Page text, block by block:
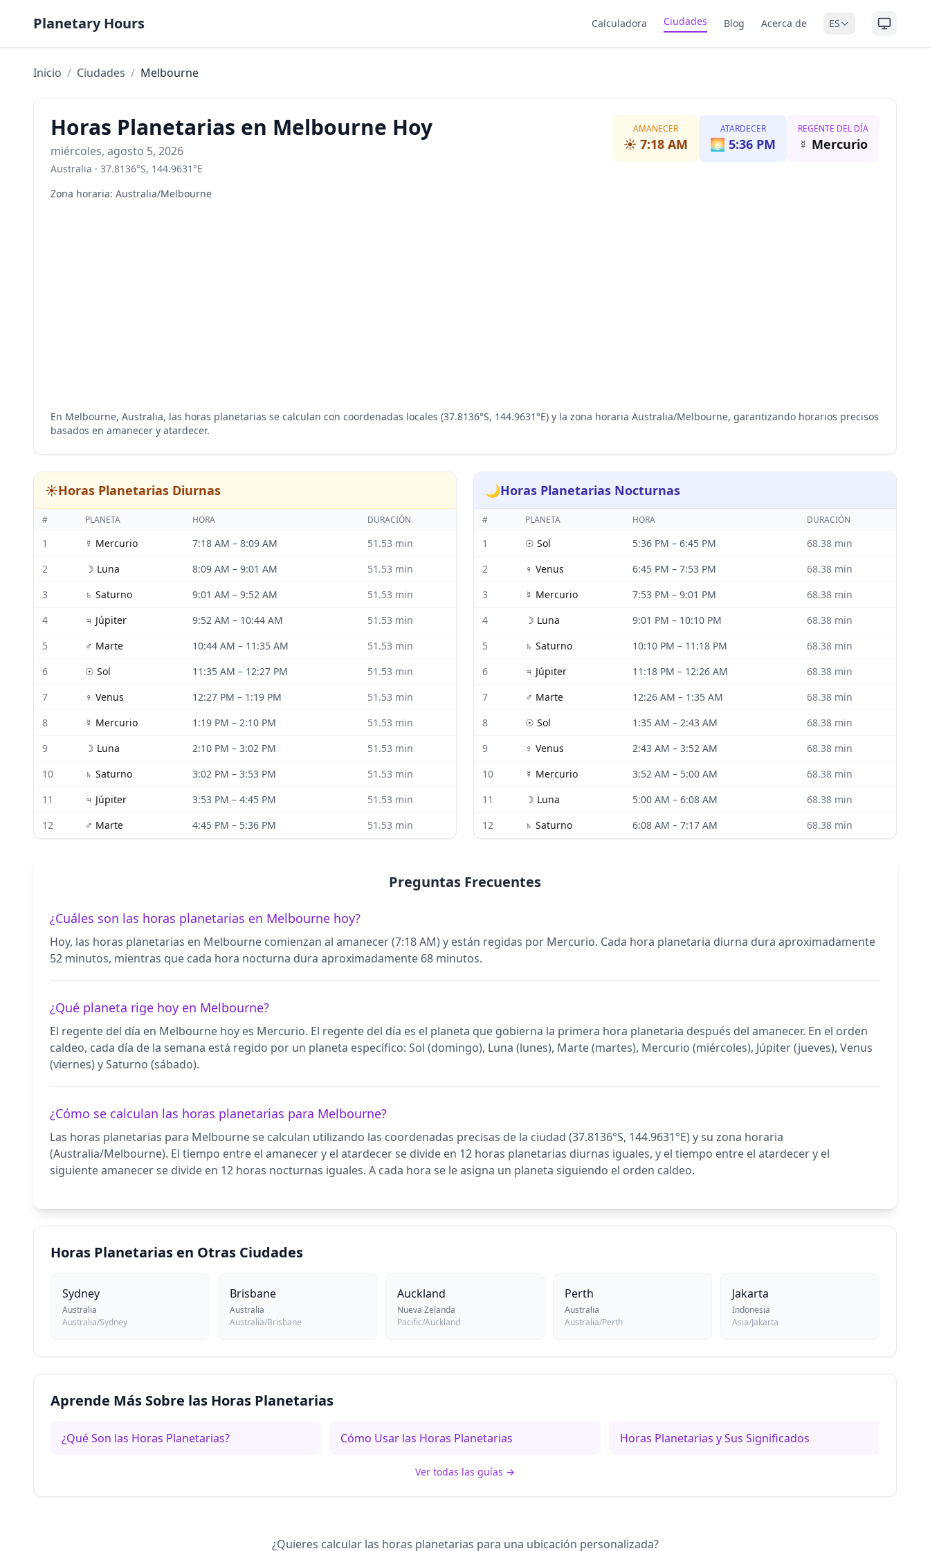
Planetary Hours Calculadora Ciudades Blog Acerca de ES
Inicio / Ciudades / Melbourne
Horas Planetarias en Melbourne Hoy
miércoles, agosto 5, 2026
Australia · 37.8136°S, 144.9631°E
AMANECER
☀️ 7:18 AM
ATARDECER
🌅 5:36 PM
REGENTE DEL DÍA
☿ Mercurio
Zona horaria: Australia/Melbourne
En Melbourne, Australia, las horas planetarias se calculan con coordenadas locales (37.8136°S, 144.9631°E) y la zona horaria Australia/Melbourne, garantizando horarios precisos
basados en amanecer y atardecer.
☀️Horas Planetarias Diurnas
# PLANETA HORA DURACIÓN
1 ☿ Mercurio 7:18 AM – 8:09 AM 51.53 min
2
☽ Luna 8:09 AM – 9:01 AM 51.53 min
3
♄ Saturno 9:01 AM – 9:52 AM 51.53 min
4
♃ Júpiter 9:52 AM – 10:44 AM 51.53 min
5
♂ Marte 10:44 AM – 11:35 AM 51.53 min
6
☉ Sol 11:35 AM – 12:27 PM 51.53 min
7
♀ Venus 12:27 PM – 1:19 PM 51.53 min
8
☿ Mercurio 1:19 PM – 2:10 PM 51.53 min
9
☽ Luna 2:10 PM – 3:02 PM 51.53 min
10
♄ Saturno 3:02 PM – 3:53 PM 51.53 min
11
♃ Júpiter 3:53 PM – 4:45 PM 51.53 min
12
♂ Marte 4:45 PM – 5:36 PM 51.53 min
🌙Horas Planetarias Nocturnas
# PLANETA HORA DURACIÓN
1 ☉ Sol 5:36 PM – 6:45 PM 68.38 min
2
♀ Venus 6:45 PM – 7:53 PM 68.38 min
3
☿ Mercurio 7:53 PM – 9:01 PM 68.38 min
4
☽ Luna 9:01 PM – 10:10 PM 68.38 min
5
♄ Saturno 10:10 PM – 11:18 PM 68.38 min
6
♃ Júpiter 11:18 PM – 12:26 AM 68.38 min
7
♂ Marte 12:26 AM – 1:35 AM 68.38 min
8
☉ Sol 1:35 AM – 2:43 AM 68.38 min
9
♀ Venus 2:43 AM – 3:52 AM 68.38 min
10
☿ Mercurio 3:52 AM – 5:00 AM 68.38 min
11
☽ Luna 5:00 AM – 6:08 AM 68.38 min
12
♄ Saturno 6:08 AM – 7:17 AM 68.38 min
Preguntas Frecuentes
¿Cuáles son las horas planetarias en Melbourne hoy?
Hoy, las horas planetarias en Melbourne comienzan al amanecer (7:18 AM) y están regidas por Mercurio. Cada hora planetaria diurna dura aproximadamente
52 minutos, mientras que cada hora nocturna dura aproximadamente 68 minutos.
¿Qué planeta rige hoy en Melbourne?
El regente del día en Melbourne hoy es Mercurio. El regente del día es el planeta que gobierna la primera hora planetaria después del amanecer. En el orden
caldeo, cada día de la semana está regido por un planeta específico: Sol (domingo), Luna (lunes), Marte (martes), Mercurio (miércoles), Júpiter (jueves), Venus
(viernes) y Saturno (sábado).
¿Cómo se calculan las horas planetarias para Melbourne?
Las horas planetarias para Melbourne se calculan utilizando las coordenadas precisas de la ciudad (37.8136°S, 144.9631°E) y su zona horaria
(Australia/Melbourne). El tiempo entre el amanecer y el atardecer se divide en 12 horas planetarias diurnas iguales, y el tiempo entre el atardecer y el
siguiente amanecer se divide en 12 horas nocturnas iguales. A cada hora se le asigna un planeta siguiendo el orden caldeo.
Horas Planetarias en Otras Ciudades
Sydney
Australia
Australia/Sydney
Brisbane
Australia
Australia/Brisbane
Auckland
Nueva Zelanda
Pacific/Auckland
Perth
Australia
Australia/Perth
Jakarta
Indonesia
Asia/Jakarta
Aprende Más Sobre las Horas Planetarias
¿Qué Son las Horas Planetarias? Cómo Usar las Horas Planetarias Horas Planetarias y Sus Significados
Ver todas las guías →
¿Quieres calcular las horas planetarias para una ubicación personalizada?